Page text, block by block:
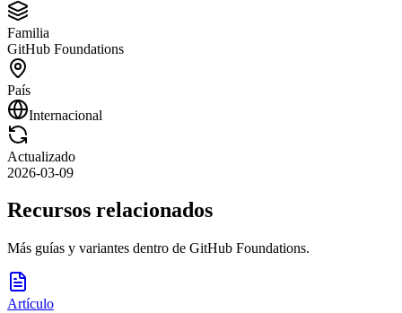
Familia
GitHub Foundations
País
Internacional
Actualizado
2026-03-09
Recursos relacionados
Más guías y variantes dentro de GitHub Foundations.
Artículo